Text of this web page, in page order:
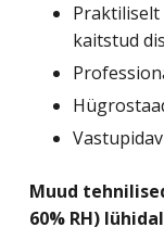
kaitstud
Muud
60% RH)